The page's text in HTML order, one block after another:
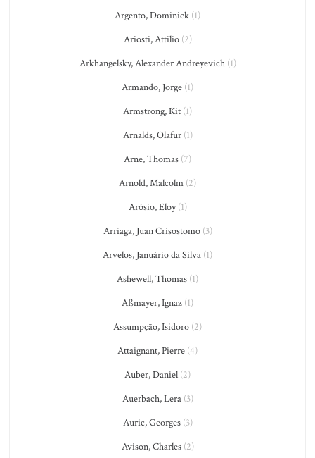
Argento, Dominick (1)
Ariosti, Attilio(2)
Arkhangelsky, Alexander Andreyevich(1)
Armando, Jorge (1)
Armstrong, Kit (1)
Arnalds, Olafur(1)
Arne, Thomas (7)
Arnold, Malcolm (2)
Arósio, Eloy(1)
Arriaga, Juan Crisostomo(3)
Arvelos, Januário da Silva (1)
Ashewell, Thomas (1)
Aßmayer, Ignaz (1)
Assumpção, Isidoro (2)
Attaignant, Pierre (4)
Auber, Daniel (2)
Auerbach, Lera(3)
Auric, Georges(3)
Avison, Charles(2)